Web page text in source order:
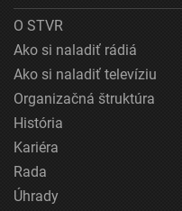
O STVR
Ako si naladiť rádiá
Ako si naladiť televíziu
Organizačná štruktúra
História
Kariéra
Rada
Úhrady